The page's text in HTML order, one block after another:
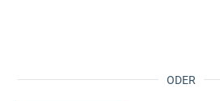
ODER